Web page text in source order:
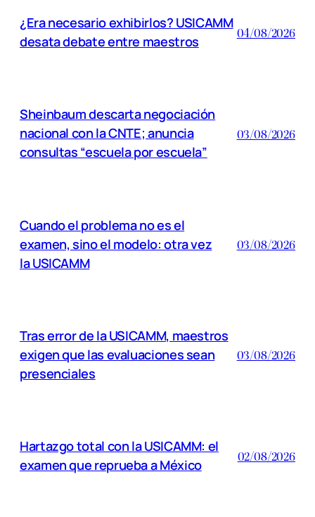
¿Era necesario exhibirlos? USICAMM
desata debate entre maestros
04/08/2026
Sheinbaum descarta negociación
nacional con la CNTE; anuncia
consultas “escuela por escuela”
03/08/2026
Cuando el problema no es el
examen, sino el modelo: otra vez
la USICAMM
03/08/2026
Tras error de la USICAMM, maestros
exigen que las evaluaciones sean
presenciales
03/08/2026
Hartazgo total con la USICAMM: el
examen que reprueba a México
02/08/2026